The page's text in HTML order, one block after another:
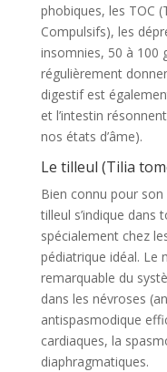
phobiques, les TOC
Compulsifs), les
insomnies, 50 à 100
régulièrement
digestif est
et l’intestin
nos états d’âme).
Le tilleul (Tilia
Bien connu pour
tilleul s’indique dans
spécialement chez
pédiatrique idéal. Le
remarquable du
dans les névroses
antispasmodique
cardiaques, la
diaphragmatiques.